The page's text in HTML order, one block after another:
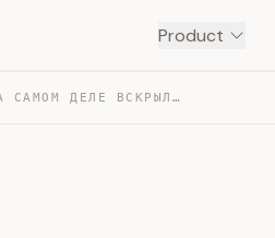
Product
😱 ПАНИКА ЭЛИТ: ЧТО НА САМОМ ДЕЛЕ ВСКРЫЛОСЬ В ДАВОСЕ 2026 — TRANSCRIPT